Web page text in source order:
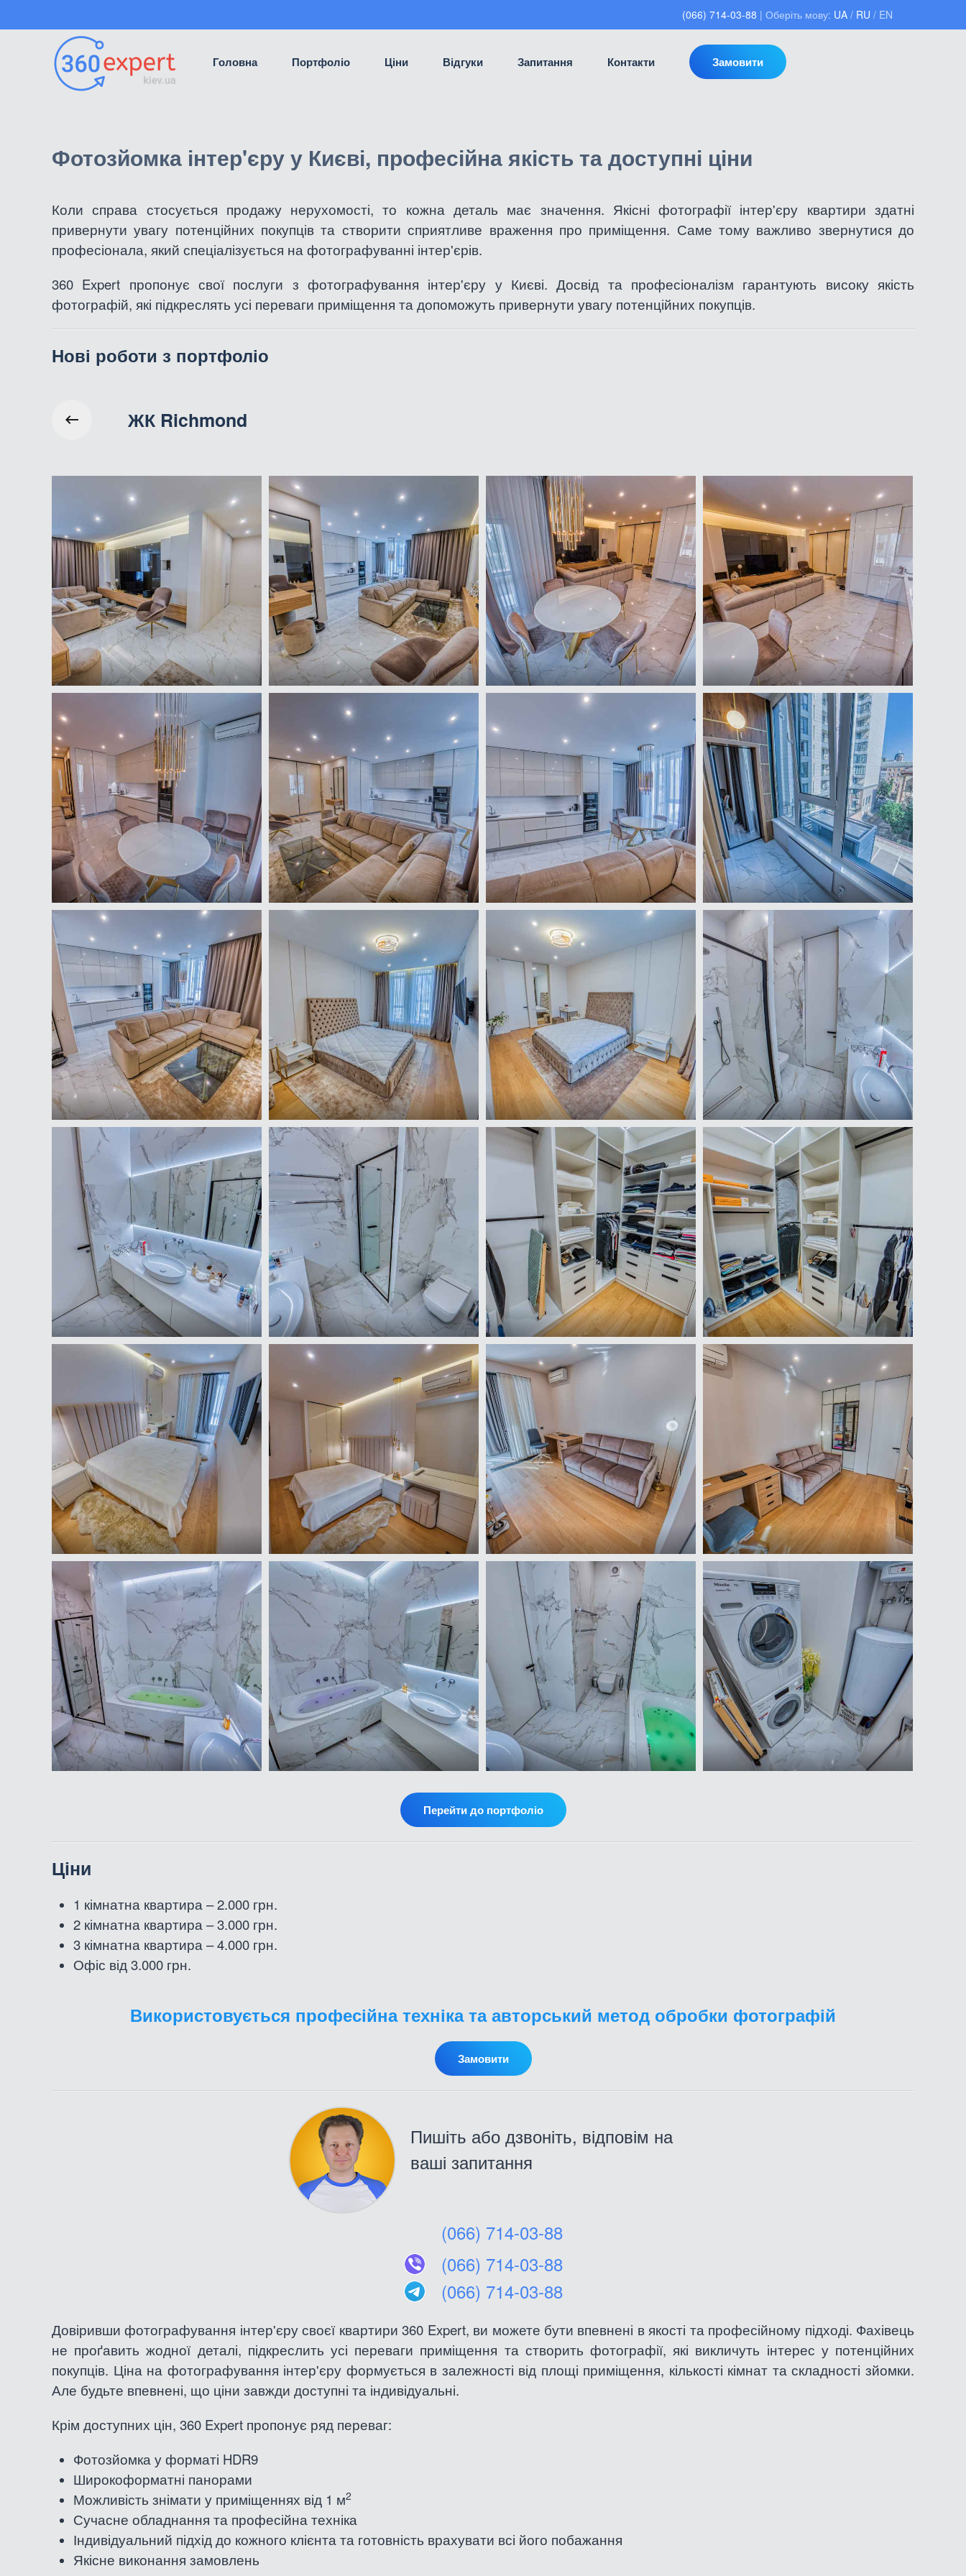
(066) 714-03-88 | Оберіть мову: UA / RU / EN
Головна Портфоліо Ціни Відгуки Запитання Контакти Замовити
Фотозйомка інтер'єру у Києві, професійна якість та доступні ціни
Коли справа стосується продажу нерухомості, то кожна деталь має значення. Якісні фотографії інтер'єру квартири здатні
привернути увагу потенційних покупців та створити сприятливе враження про приміщення. Саме тому важливо звернутися до
професіонала, який спеціалізується на фотографуванні інтер'єрів.
360 Expert пропонує свої послуги з фотографування інтер'єру у Києві. Досвід та професіоналізм гарантують високу якість
фотографій, які підкреслять усі переваги приміщення та допоможуть привернути увагу потенційних покупців.
Нові роботи з портфоліо
ЖК Richmond
Перейти до портфоліо
Ціни
1 кімнатна квартира – 2.000 грн.
2 кімнатна квартира – 3.000 грн.
3 кімнатна квартира – 4.000 грн.
Офіс від 3.000 грн.
Використовується професійна техніка та авторський метод обробки фотографій
Замовити
Пишіть або дзвоніть, відповім на
ваші запитання
(066) 714-03-88
(066) 714-03-88
(066) 714-03-88
Довіривши фотографування інтер'єру своєї квартири 360 Expert, ви можете бути впевнені в якості та професійному підході. Фахівець
не проґавить жодної деталі, підкреслить усі переваги приміщення та створить фотографії, які викличуть інтерес у потенційних
покупців. Ціна на фотографування інтер'єру формується в залежності від площі приміщення, кількості кімнат та складності зйомки.
Але будьте впевнені, що ціни завжди доступні та індивідуальні.
Крім доступних цін, 360 Expert пропонує ряд переваг:
Фотозйомка у форматі HDR9
Широкоформатні панорами
Можливість знімати у приміщеннях від 1 м2
Сучасне обладнання та професійна техніка
Індивідуальний підхід до кожного клієнта та готовність врахувати всі його побажання
Якісне виконання замовлень